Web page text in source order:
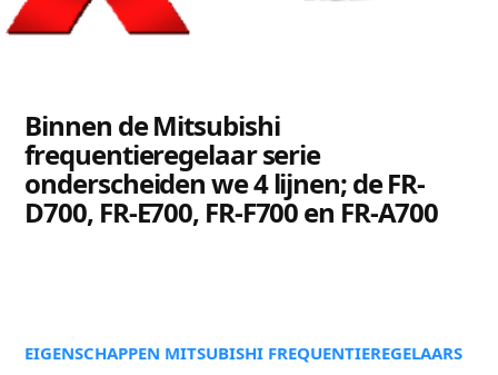
Binnen de Mitsubishi
frequentieregelaar serie
onderscheiden we 4 lijnen; de FR-
D700, FR-E700, FR-F700 en FR-A700
EIGENSCHAPPEN MITSUBISHI FREQUENTIEREGELAARS